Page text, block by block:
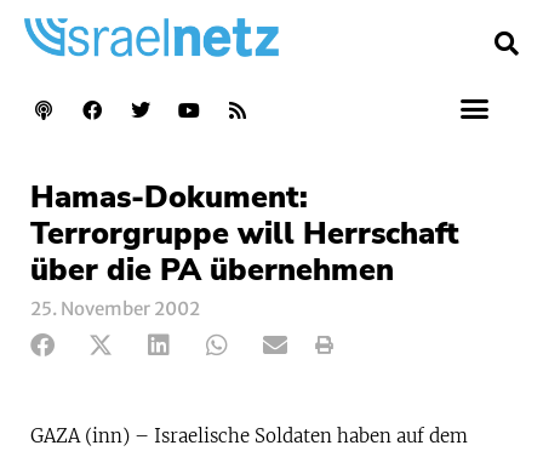
Hamas-Dokument:
Terrorgruppe will Herrschaft
über die PA übernehmen
25. November 2002
GAZA (inn) – Israelische Soldaten haben auf dem